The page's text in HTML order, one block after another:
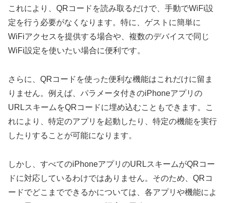
これにより、QRコードを読み取るだけで、手動でWiFi設
定を行う必要がなくなります。特に、ゲストに簡単に
WiFiアクセスを提供する場合や、複数のデバイスで同じ
WiFi設定を使いたい場合に便利です。
さらに、QRコードを使った便利な機能はこれだけに留ま
りません。例えば、パラメータ付きのiPhoneアプリの
URLスキームをQRコードに埋め込むこともできます。こ
れにより、特定のアプリを起動したり、特定の機能を実行
したりすることが可能になります。
しかし、すべてのiPhoneアプリのURLスキームがQRコー
ドに対応しているわけではありません。そのため、QRコ
ードでどこまでできるかについては、各アプリや機能によ